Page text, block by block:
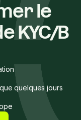
le
KYC/B
quelques jours